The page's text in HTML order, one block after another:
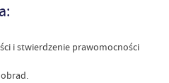
i stwierdzenie prawomocności